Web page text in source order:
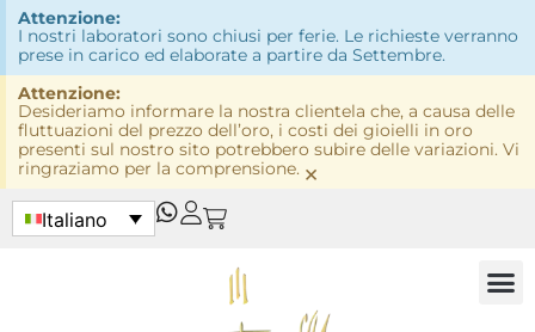
Attenzione:
I nostri laboratori sono chiusi per ferie. Le richieste verranno
prese in carico ed elaborate a partire da Settembre.
Attenzione:
Desideriamo informare la nostra clientela che, a causa delle
fluttuazioni del prezzo dell’oro, i costi dei gioielli in oro
presenti sul nostro sito potrebbero subire delle variazioni. Vi
ringraziamo per la comprensione. ×
Italiano